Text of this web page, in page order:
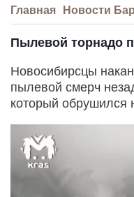
Главная Новости
Пылевой торнадо
Новосибирсцы
пылевой смерч
который обрушился